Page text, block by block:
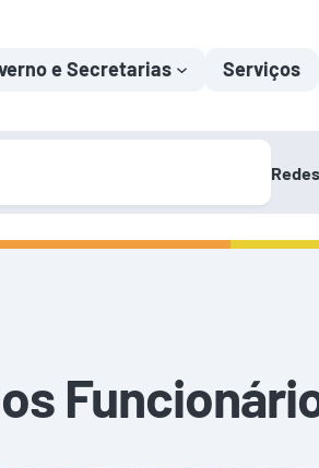
e Secretarias Serviços